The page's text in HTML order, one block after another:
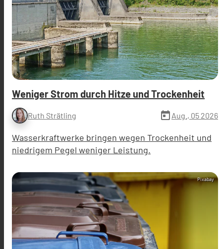
Weniger Strom durch Hitze und Trockenheit
Ruth Strätling today Aug., 05 2026
Wasserkraftwerke bringen wegen Trockenheit und
niedrigem Pegel weniger Leistung.
Pixabay